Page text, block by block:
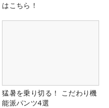
はこちら！
猛暑を乗り切る！ こだわり機
能派パンツ4選